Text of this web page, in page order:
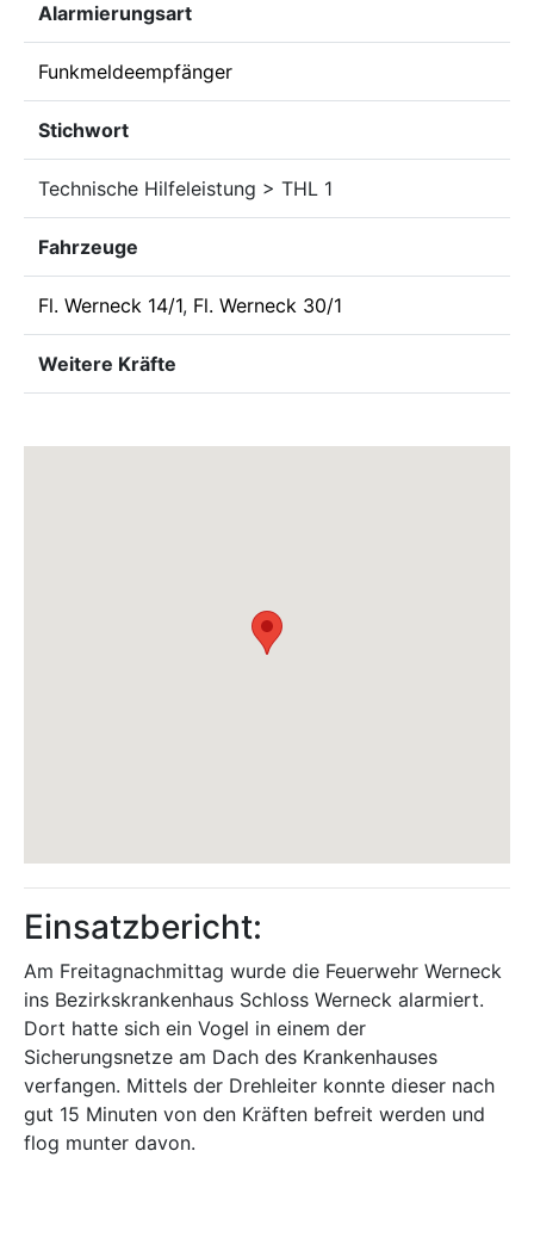
Alarmierungsart
Funkmeldeempfänger
Stichwort
Technische Hilfeleistung > THL 1
Fahrzeuge
Fl. Werneck 14/1, Fl. Werneck 30/1
Weitere Kräfte
Einsatzbericht:
Am Freitagnachmittag wurde die Feuerwehr Werneck
ins Bezirkskrankenhaus Schloss Werneck alarmiert.
Dort hatte sich ein Vogel in einem der
Sicherungsnetze am Dach des Krankenhauses
verfangen. Mittels der Drehleiter konnte dieser nach
gut 15 Minuten von den Kräften befreit werden und
flog munter davon.